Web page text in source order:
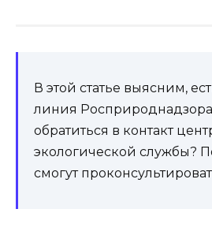
В этой статье выясним,
линия
обратиться в контакт
экологической службы?
смогут